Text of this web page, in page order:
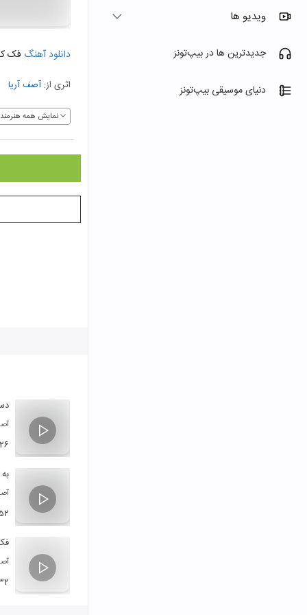
ویدیو ها
جدیدترین ها در بیپ‌تونز
دنیای موسیقی بیپ‌تونز
دانلود آهنگ فک
اثری از: آصف آریا
نمایش همه